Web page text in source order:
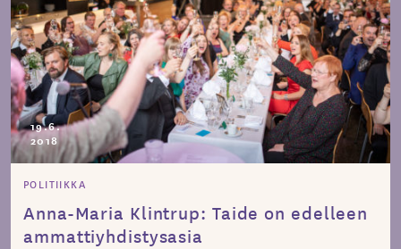
19.6.
2018
POLITIIKKA
Anna-Maria Klintrup: Taide on edelleen
ammattiyhdistysasia